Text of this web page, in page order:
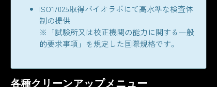
ISO17025取得バイオラボにて高水準な検査体
制の提供
※「試験所又は校正機関の能力に関する一般
的要求事項」を規定した国際規格です。
各種クリーンアップメニュー